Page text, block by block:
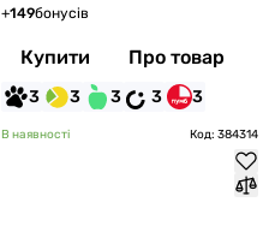
+149бонусів
Купити Про товар
3 3 3 3 3
В наявності Код: 384314